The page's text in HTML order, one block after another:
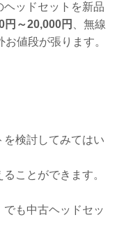
ヘッドセットを新品
円～20,000円 、無線
お値段が張ります。
検討してみてはい
ことができます。
も中古ヘッドセッ